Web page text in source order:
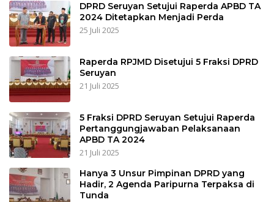
DPRD Seruyan Setujui Raperda APBD TA
2024 Ditetapkan Menjadi Perda
25 Juli 2025
Raperda RPJMD Disetujui 5 Fraksi DPRD
Seruyan
21 Juli 2025
5 Fraksi DPRD Seruyan Setujui Raperda
Pertanggungjawaban Pelaksanaan
APBD TA 2024
21 Juli 2025
Hanya 3 Unsur Pimpinan DPRD yang
Hadir, 2 Agenda Paripurna Terpaksa di
Tunda